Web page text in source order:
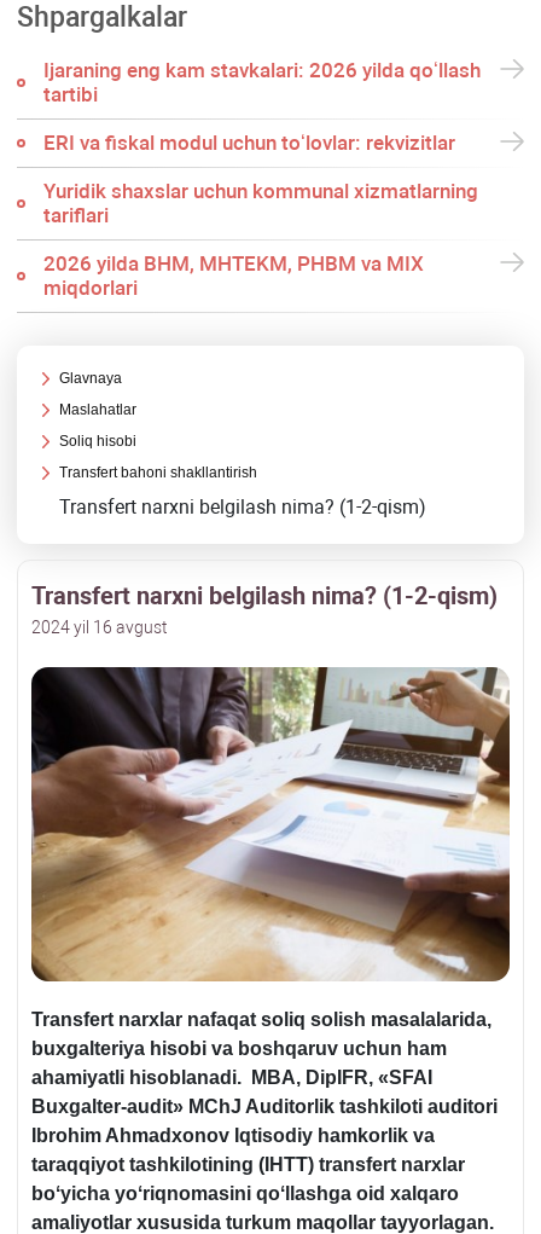
Shpargalkalar
Ijaraning eng kam stavkalari: 2026 yilda qoʻllash
tartibi
ERI va fiskal modul uchun toʻlovlar: rekvizitlar
Yuridik shaхslar uchun kommunal хizmatlarning
tariflari
2026 yilda BHM, MHTEKM, PHBM va MIX
miqdorlari
Glavnaya
Maslahatlar
Soliq hisobi
Transfert bahoni shakllantirish
Transfert narхni belgilash nima? (1-2-qism)
Transfert narхni belgilash nima? (1-2-qism)
2024 yil 16 avgust
Transfert narхlar nafaqat soliq solish masalalarida,
buхgalteriya hisobi va boshqaruv uchun ham
ahamiyatli hisoblanadi. MBA, DipIFR, «SFAI
Buxgalter-audit» MChJ Auditorlik tashkiloti auditori
Ibrohim Ahmadхonov Iqtisodiy hamkorlik va
taraqqiyot tashkilotining (IHTT) transfert narхlar
boʻyicha yoʻriqnomasini qoʻllashga oid хalqaro
amaliyotlar хususida turkum maqollar tayyorlagan.